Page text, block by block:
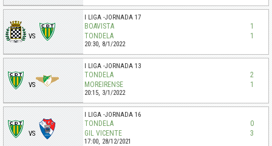
VS
I LIGA JORNADA 17
BOAVISTA
1
TONDELA
1
20:30, 8/1/2022
VS
I LIGA JORNADA 13
TONDELA
2
MOREIRENSE
1
20:15, 3/1/2022
VS
I LIGA JORNADA 16
TONDELA
0
GIL VICENTE
3
17:00, 28/12/2021